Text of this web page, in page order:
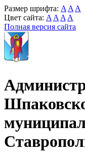
Размер шрифта: A A A
Цвет сайта: A A A A
Полная версия сайта